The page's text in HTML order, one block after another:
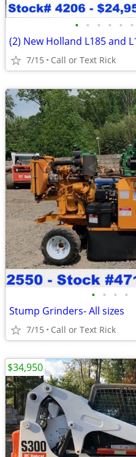
• • • • • •
(2) New Holland L185 and
7/15 Call or Text Rick
• • • •
Stump Grinders- All sizes
7/15 Call or Text Rick
$34,950